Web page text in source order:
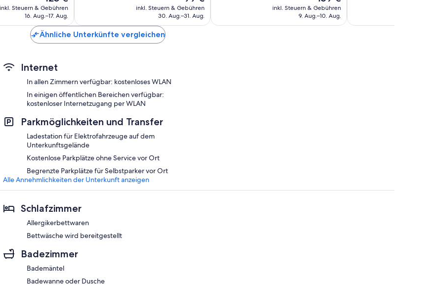
Preis
beträgt
inkl. Steuern & Gebühren
16. Aug.–17. Aug.
Preis
beträgt
inkl. Steuern & Gebühren
30. Aug.–31. Aug.
Preis
beträgt
inkl. Steuern & Gebühren
9. Aug.–10. Aug.
Ähnliche Unterkünfte vergleichen
Internet
In allen Zimmern verfügbar: kostenloses WLAN
In einigen öffentlichen Bereichen verfügbar:
kostenloser Internetzugang per WLAN
Parkmöglichkeiten und Transfer
Ladestation für Elektrofahrzeuge auf dem
Unterkunftsgelände
Kostenlose Parkplätze ohne Service vor Ort
Begrenzte Parkplätze für Selbstparker vor Ort
Alle Annehmlichkeiten der Unterkunft anzeigen
Schlafzimmer
Allergikerbettwaren
Bettwäsche wird bereitgestellt
Badezimmer
Bademäntel
Badewanne oder Dusche